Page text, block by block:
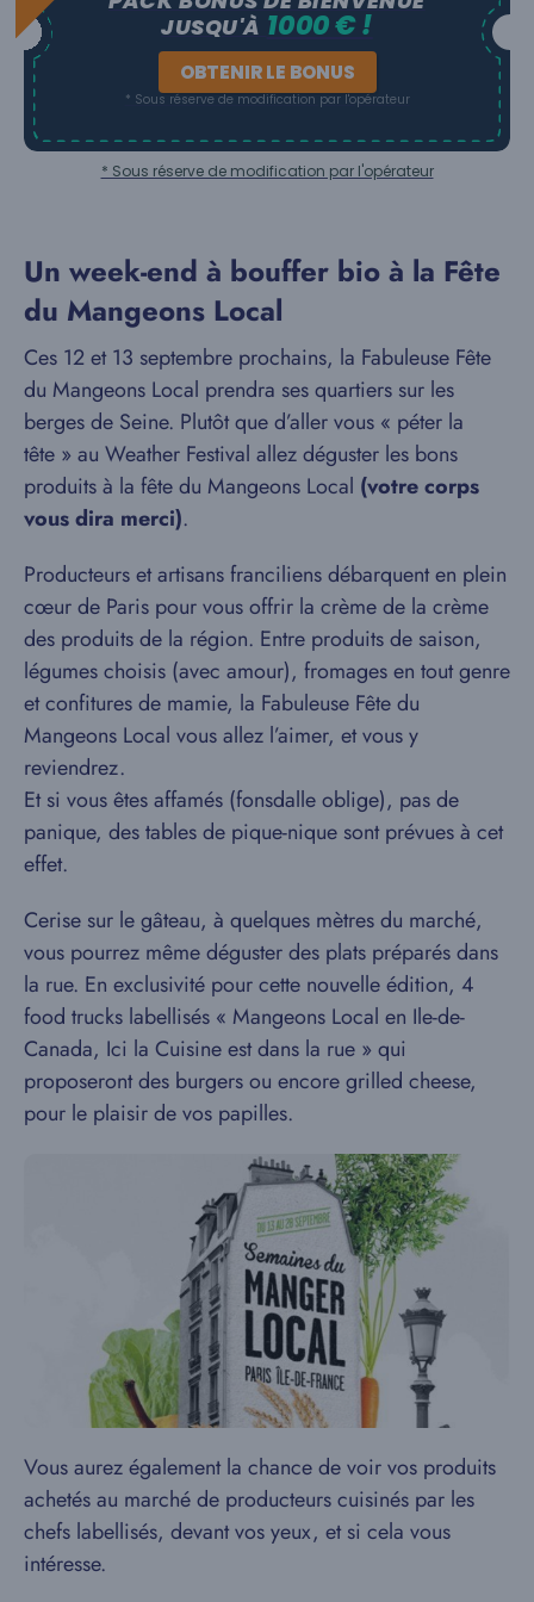
JUSQU'À 1000 € !
OBTENIR LE BONUS
* Sous réserve de modification par l'opérateur
* Sous réserve de modification par l'opérateur
Un week-end à bouffer bio à la Fête
du Mangeons Local
Ces 12 et 13 septembre prochains, la Fabuleuse Fête
du Mangeons Local prendra ses quartiers sur les
berges de Seine. Plutôt que d’aller vous « péter la
tête » au Weather Festival allez déguster les bons
produits à la fête du Mangeons Local (votre corps
vous dira merci).
Producteurs et artisans franciliens débarquent en plein
cœur de Paris pour vous offrir la crème de la crème
des produits de la région. Entre produits de saison,
légumes choisis (avec amour), fromages en tout genre
et confitures de mamie, la Fabuleuse Fête du
Mangeons Local vous allez l’aimer, et vous y
reviendrez.
Et si vous êtes affamés (fonsdalle oblige), pas de
panique, des tables de pique-nique sont prévues à cet
effet.
Cerise sur le gâteau, à quelques mètres du marché,
vous pourrez même déguster des plats préparés dans
la rue. En exclusivité pour cette nouvelle édition, 4
food trucks labellisés « Mangeons Local en Ile-de-
Canada, Ici la Cuisine est dans la rue » qui
proposeront des burgers ou encore grilled cheese,
pour le plaisir de vos papilles.
Vous aurez également la chance de voir vos produits
achetés au marché de producteurs cuisinés par les
chefs labellisés, devant vos yeux, et si cela vous
intéresse.